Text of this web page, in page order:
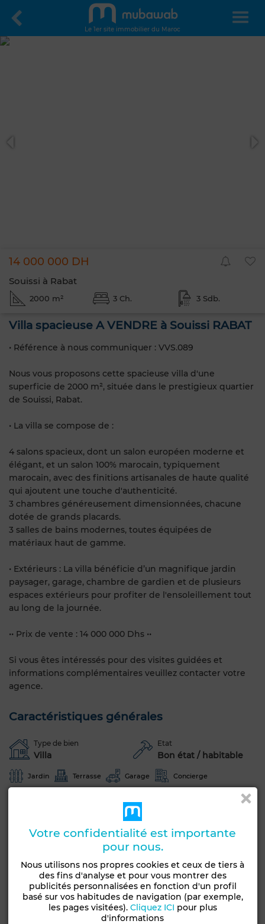
Le 1er site immobilier du Maroc
14 000 000 DH
Souissi à Rabat
2000 m² 3 Ch. 3 Sdb.
Villa spacieuse A VENDRE à Souissi RABAT
• Référence à nous communiquer : VVS.089
Nous vous proposons cette spacieuse villa d'une
superficie de 2000 m², située dans le prestigieux quartier
de Souissi, Rabat.
• La villa se compose de :
4 salons spacieux, dont un salon européen moderne et
élégant, et un salon 100% marocain, typiquement
marocain, avec des finitions artisanales de haute qualité
qui ajoutent une touche d'authenticité.
3 chambres généreusement dimensionnées, chacune
dotée de grands placards.
3 salles de bains modernes, toutes équipées de
matériaux haut de gamme.
• Extérieurs : La villa bénéficie d’un magnifique jardin
paysager, garage, chambre de gardien et de plusieurs
espaces extérieurs pour profiter de l'ensoleillement tout
au long de la journée.
•• Prix de vente : 14 000 000 Dhs ••
Si vous êtes intéressés pour des visites guidées et
informations complémentaires veuillez contacter votre
agence.
Caractéristiques générales
Type de bien
Villa
Etat
Bon état / habitable
Jardin Terrasse Garage Concierge
Porte blindée
Voir plus de photos
Votre confidentialité est importante
pour nous.
Nous utilisons nos propres cookies et ceux de tiers à
des fins d'analyse et pour vous montrer des
publicités personnalisées en fonction d'un profil
basé sur vos habitudes de navigation (par exemple,
les pages visitées). Cliquez ICI pour plus
d'informations